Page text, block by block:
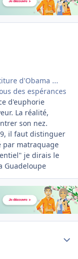
d'Obama ...
des espérances
d'euphorie
La réalité,
son nez.
il faut distinguer
par matraquage
je dirais le
Guadeloupe